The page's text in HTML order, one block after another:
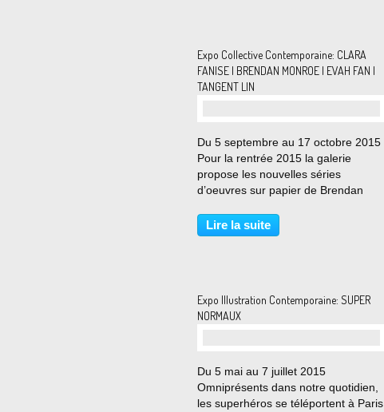
Expo Collective Contemporaine: CLARA
FANISE | BRENDAN MONROE | EVAH FAN |
TANGENT LIN
Du 5 septembre au 17 octobre 2015
Pour la rentrée 2015 la galerie
propose les nouvelles séries
d’oeuvres sur papier de Brendan
ainsi qu’un focus important sur les
oeuvres de Clara Fanise qui poursuit
Lire la suite
Expo Illustration Contemporaine: SUPER
NORMAUX
Du 5 mai au 7 juillet 2015
Omniprésents dans notre quotidien,
les superhéros se téléportent à Paris